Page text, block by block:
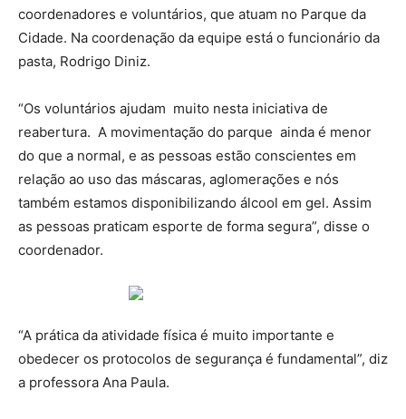
coordenadores e voluntários, que atuam no Parque da
Cidade. Na coordenação da equipe está o funcionário da
pasta, Rodrigo Diniz.
“Os voluntários ajudam muito nesta iniciativa de
reabertura. A movimentação do parque ainda é menor
do que a normal, e as pessoas estão conscientes em
relação ao uso das máscaras, aglomerações e nós
também estamos disponibilizando álcool em gel. Assim
as pessoas praticam esporte de forma segura”, disse o
coordenador.
“A prática da atividade física é muito importante e
obedecer os protocolos de segurança é fundamental”, diz
a professora Ana Paula.